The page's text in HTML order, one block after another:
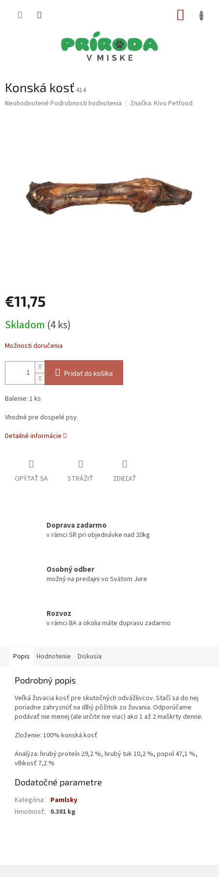
Konská kosť 414
Priemerné
Neohodnotené Podrobnosti hodnotenia Značka: Kivo Petfood
€11,75
cena:
Skladom (4 ks)
Možnosti doručenia
Pridať do košíka
Balenie: 1 ks
Vhodné pre dospelé psy.
Detailné informácie
OPÝTAŤ SA STRÁŽIŤ ZDIEĽAŤ
Doprava zadarmo
v rámci SR pri objednávke nad 20kg
Osobný odber
možný na predajni vo Svätom Jure
Rozvoz
v rámci BA a okolia máte dopravu zadarmo
Popis Hodnotenie Diskusia
Podrobný popis
Veľká žuvacia kosť pre skutočných odvážlivcov. Stačí sa do nej
poriadne zahryznúť na dlhý pôžitok zo žuvania. Odporúčame
podávať nie menej (ale určite nie viac) ako 1 až 2 maškrty denne.
Zloženie: 100% konská kosť
Analýza: hrubý proteín 29,2 %, hrubý tuk 10,2 %, popol 47,1 %,
vlhkosť 7,2 %
Dodatočné parametre
Kategória:
Pamlsky
Hmotnosť: 0.301 kg